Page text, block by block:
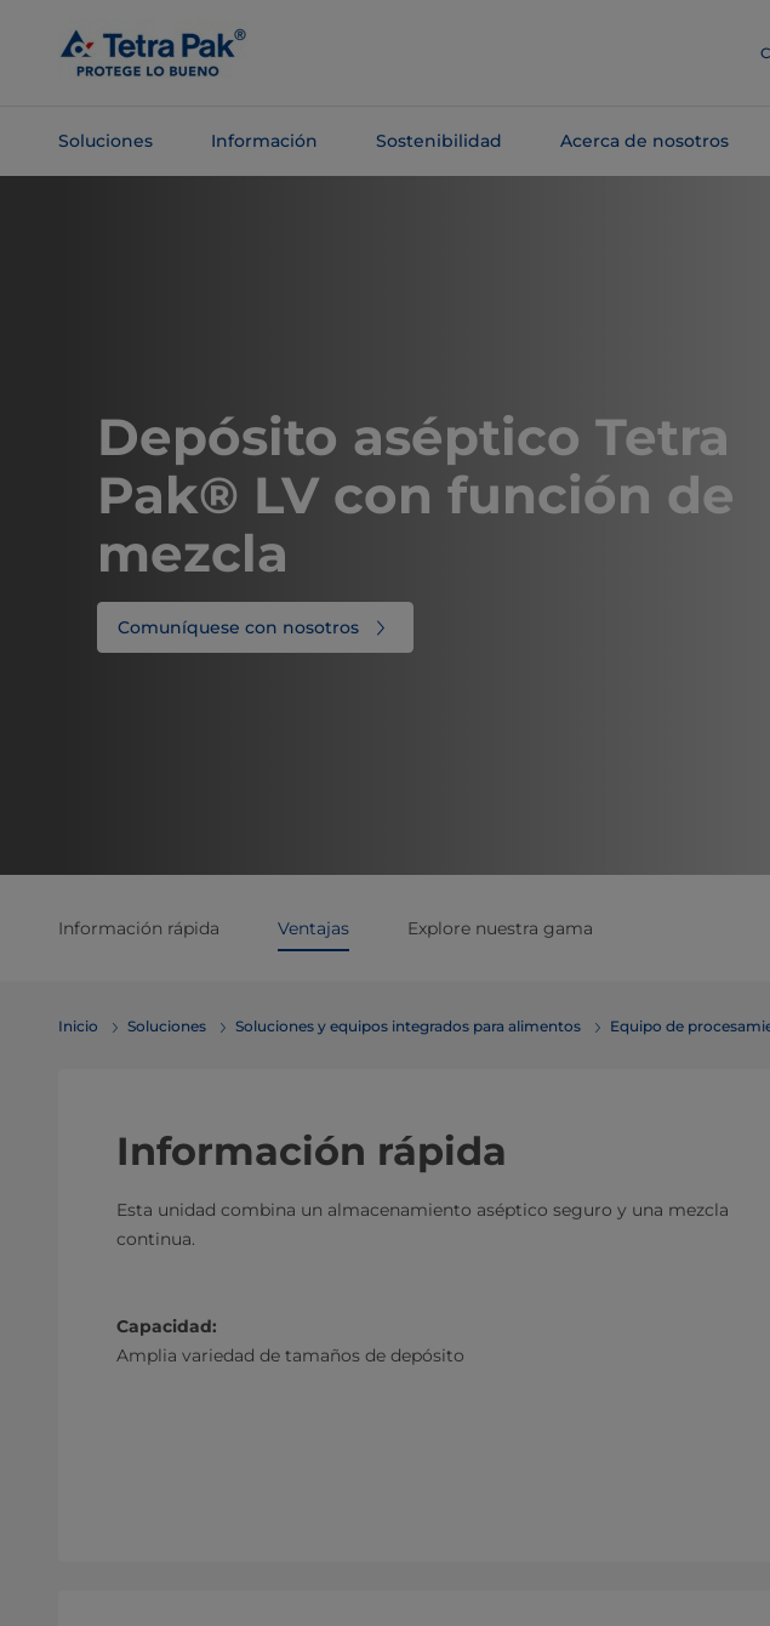
contenido
principal
Soluciones Información Sostenibilidad Acerca de nosotros
Depósito aséptico Tetra
Pak® LV con función de
mezcla
Comuníquese con nosotros
Información rápida Ventajas Explore nuestra gama
Inicio Soluciones Soluciones y equipos integrados para alimentos Equipo de
Información rápida
Esta unidad combina un almacenamiento aséptico seguro y una mezcla
continua.
Capacidad:
Amplia variedad de tamaños de depósito